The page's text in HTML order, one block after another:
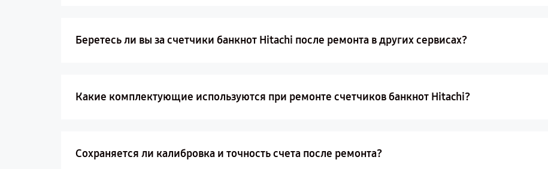
Беретесь ли вы за счетчики банкнот Hitachi после ремонта в других сервисах?
Какие комплектующие используются при ремонте счетчиков банкнот Hitachi?
Сохраняется ли калибровка и точность счета после ремонта?